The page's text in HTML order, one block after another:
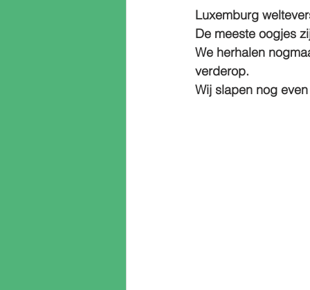
Luxemburg
De meeste oogjes
We herhalen
verderop.
Wij slapen nog